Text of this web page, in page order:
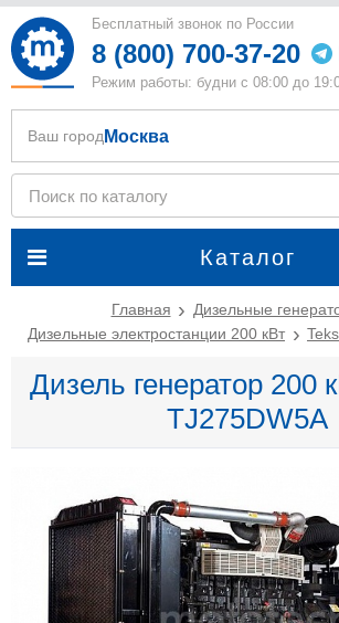
Бесплатный звонок по России
8 (800) 700-37-20
Режим работы: будни с 08:00 до
Каталог
Ваш город Москва
Главная
Дизельные
Дизельные электростанции 200 кВт
Дизель генератор 200
TJ275DW5A